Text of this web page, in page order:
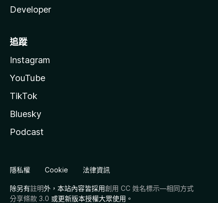
Developer
追蹤
Instagram
YouTube
TikTok
Bluesky
Podcast
隱私權 Cookie 法律資訊
除另有註明外，本站內容皆採用創用 CC 姓名標示—相同方式
分享條款 3.0 或更新版本授權大眾使用。